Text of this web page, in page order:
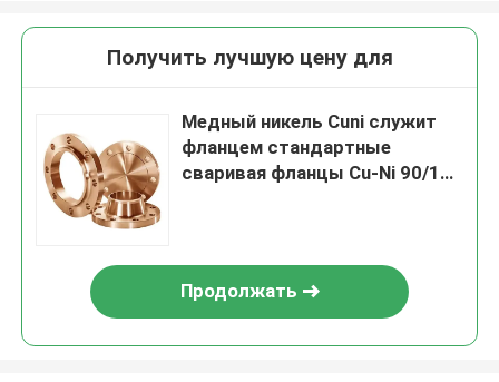
Получить лучшую цену для
Медный никель Cuni служит
фланцем стандартные
сваривая фланцы Cu-Ni 90/10
Продолжать